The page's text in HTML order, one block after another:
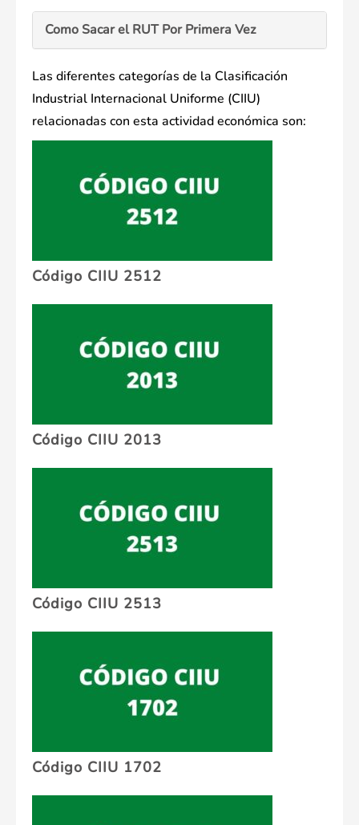
Como Sacar el RUT Por Primera Vez
Las diferentes categorías de la Clasificación
Industrial Internacional Uniforme (CIIU)
relacionadas con esta actividad económica son:
Código CIIU 2512
Código CIIU 2013
Código CIIU 2513
Código CIIU 1702